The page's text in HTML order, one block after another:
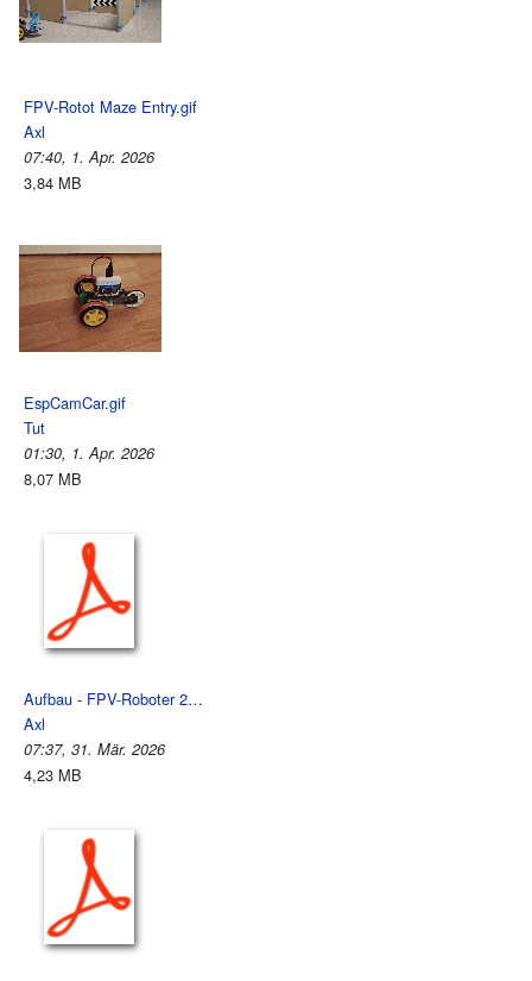
FPV-Rotot Maze Entry.gif
Axl
07:40, 1. Apr. 2026
3,84 MB
EspCamCar.gif
Tut
01:30, 1. Apr. 2026
8,07 MB
Aufbau - FPV-Roboter 2…
Axl
07:37, 31. Mär. 2026
4,23 MB